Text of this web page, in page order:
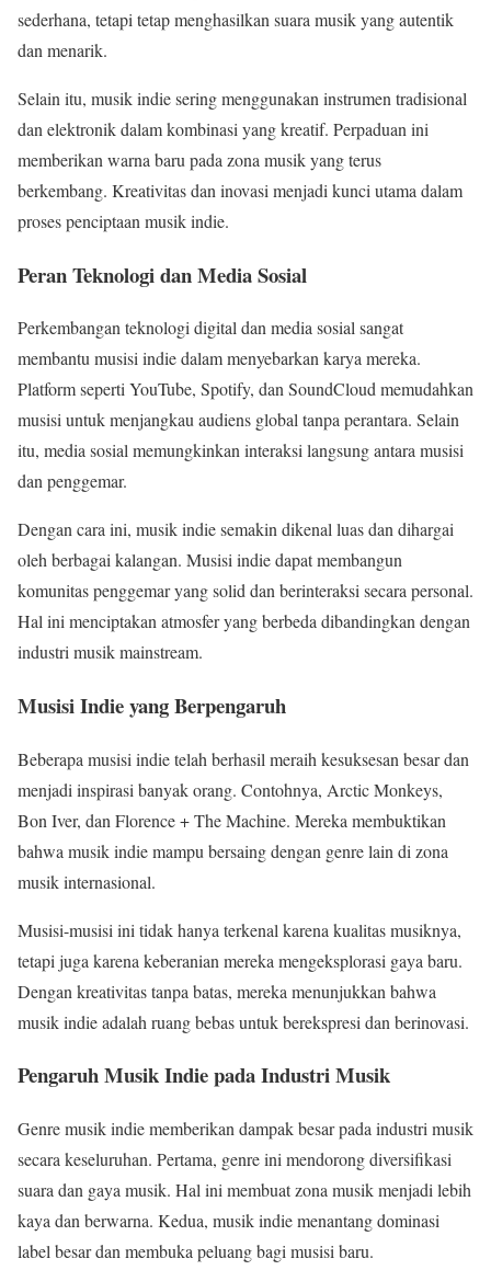
sederhana, tetapi tetap menghasilkan suara musik yang autentik
dan menarik.
Selain itu, musik indie sering menggunakan instrumen tradisional
dan elektronik dalam kombinasi yang kreatif. Perpaduan ini
memberikan warna baru pada zona musik yang terus
berkembang. Kreativitas dan inovasi menjadi kunci utama dalam
proses penciptaan musik indie.
Peran Teknologi dan Media Sosial
Perkembangan teknologi digital dan media sosial sangat
membantu musisi indie dalam menyebarkan karya mereka.
Platform seperti YouTube, Spotify, dan SoundCloud memudahkan
musisi untuk menjangkau audiens global tanpa perantara. Selain
itu, media sosial memungkinkan interaksi langsung antara musisi
dan penggemar.
Dengan cara ini, musik indie semakin dikenal luas dan dihargai
oleh berbagai kalangan. Musisi indie dapat membangun
komunitas penggemar yang solid dan berinteraksi secara personal.
Hal ini menciptakan atmosfer yang berbeda dibandingkan dengan
industri musik mainstream.
Musisi Indie yang Berpengaruh
Beberapa musisi indie telah berhasil meraih kesuksesan besar dan
menjadi inspirasi banyak orang. Contohnya, Arctic Monkeys,
Bon Iver, dan Florence + The Machine. Mereka membuktikan
bahwa musik indie mampu bersaing dengan genre lain di zona
musik internasional.
Musisi-musisi ini tidak hanya terkenal karena kualitas musiknya,
tetapi juga karena keberanian mereka mengeksplorasi gaya baru.
Dengan kreativitas tanpa batas, mereka menunjukkan bahwa
musik indie adalah ruang bebas untuk berekspresi dan berinovasi.
Pengaruh Musik Indie pada Industri Musik
Genre musik indie memberikan dampak besar pada industri musik
secara keseluruhan. Pertama, genre ini mendorong diversifikasi
suara dan gaya musik. Hal ini membuat zona musik menjadi lebih
kaya dan berwarna. Kedua, musik indie menantang dominasi
label besar dan membuka peluang bagi musisi baru.